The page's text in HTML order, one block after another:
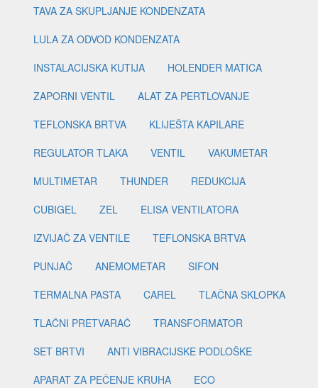
TAVA ZA SKUPLJANJE KONDENZATA
LULA ZA ODVOD KONDENZATA
INSTALACIJSKA KUTIJA
HOLENDER MATICA
ZAPORNI VENTIL
ALAT ZA PERTLOVANJE
TEFLONSKA BRTVA
KLIJEŠTA KAPILARE
REGULATOR TLAKA
VENTIL
VAKUMETAR
MULTIMETAR
THUNDER
REDUKCIJA
CUBIGEL
ZEL
ELISA VENTILATORA
IZVIJAČ ZA VENTILE
TEFLONSKA BRTVA
PUNJAČ
ANEMOMETAR
SIFON
TERMALNA PASTA
CAREL
TLAČNA SKLOPKA
TLAČNI PRETVARAČ
TRANSFORMATOR
SET BRTVI
ANTI VIBRACIJSKE PODLOŠKE
APARAT ZA PEČENJE KRUHA
ECO